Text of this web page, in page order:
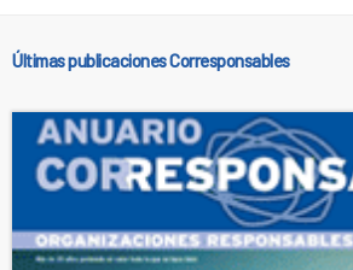
Últimas publicaciones Corresponsables